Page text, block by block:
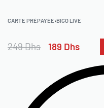
CARTE PRÉPAYÉE›BIGO LIVE
249Dhs 189 Dhs